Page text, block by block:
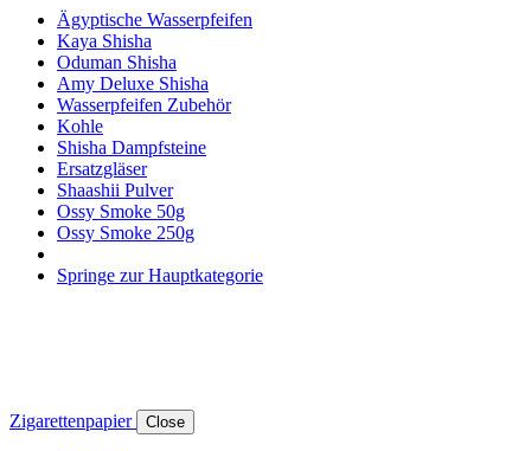
Ägyptische Wasserpfeifen
Kaya Shisha
Oduman Shisha
Amy Deluxe Shisha
Wasserpfeifen Zubehör
Kohle
Shisha Dampfsteine
Ersatzgläser
Shaashii Pulver
Ossy Smoke 50g
Ossy Smoke 250g
Springe zur Hauptkategorie
Zigarettenpapier Close